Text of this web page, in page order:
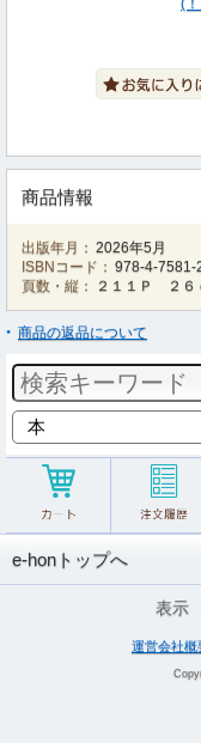
(
商品情報
出版年月： 2026年5月
ISBNコード： 978-4-7581-
頁数・縦：
２１１Ｐ ２６
商品の返品について
e-honトップへ
表示
運営会社概